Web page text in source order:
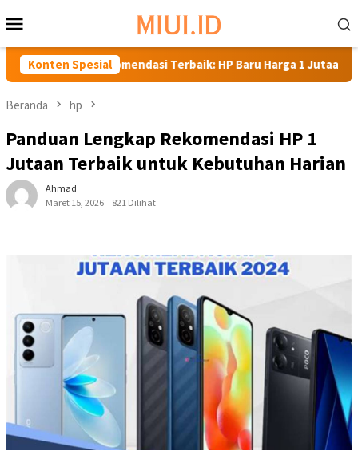
ke
kontenMobile
Konten Spesial
Rekomendasi Terbaik: HP Baru Harga 1 Jutaan
Beranda hp
Panduan Lengkap Rekomendasi HP 1
Jutaan Terbaik untuk Kebutuhan Harian
Ahmad
Maret 15, 2026
821 Dilihat